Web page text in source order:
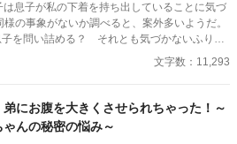
息子が私の下着を持ち出していることに気づ
の事象がないか調べると、案外多いようだ。
子を問い詰める？ それとも気づかないふりを
文字数：11,293
弟にお腹を大きくさせられちゃった！～
んの秘密の悩み～